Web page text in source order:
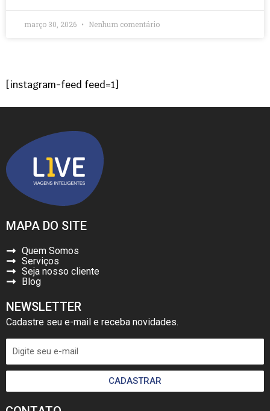
março 30, 2026 Nenhum comentário
[instagram-feed feed=1]
MAPA DO SITE
Quem Somos
Serviços
Seja nosso cliente
Blog
NEWSLETTER
Cadastre seu e-mail e receba novidades.
CADASTRAR